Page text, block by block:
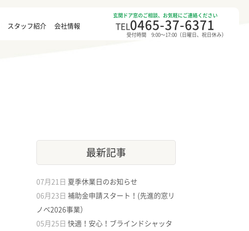
スタッフ紹介 会社情報
玄関ドア窓のご相談、お気軽にご連絡ください
TEL 0465-37-6371
受付時間 9:00〜17:00（日曜日、祝日休み）
最新記事
07月21日 夏季休業日のお知らせ
06月23日 補助金申請スタート！(先進的窓リ
ノベ2026事業）
05月25日 快適！安心！ブラインドシャッタ